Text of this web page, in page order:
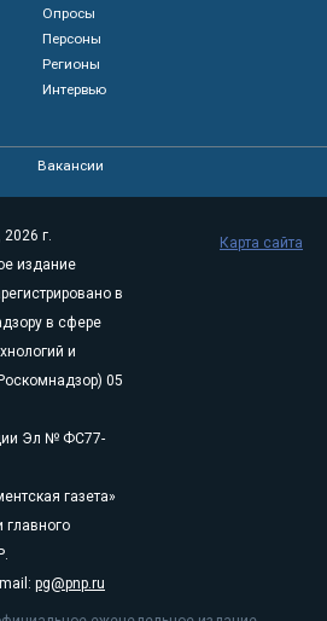
Опросы
Персоны
Регионы
Интервью
Вакансии
г.
издание
в
в сфере
и
05
Эл № ФС77-
газета»
pg@pnp.ru
Карта сайта